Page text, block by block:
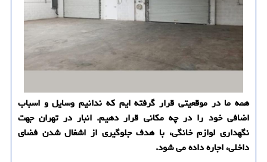
همه ما در موقعیتی قرار گرفته ایم که ندانیم وسایل و اسباب
اضافی خود را در چه مکانی قرار دهیم. انبار در تهران جهت
نگهداری لوازم خانگی، با هدف جلوگیری از اشغال شدن فضای
داخلی، اجاره داده می شود.